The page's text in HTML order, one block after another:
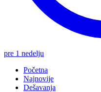
pre 1 nedelju
Početna
Najnovije
Dešavanja